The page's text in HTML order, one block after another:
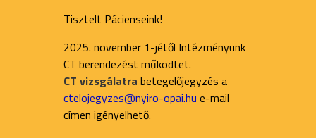
Tisztelt Pácienseink!
2025. november 1-jétől Intézményünk
CT berendezést működtet.
CT vizsgálatra betegelőjegyzés a
ctelojegyzes@nyiro-opai.hu e-mail
címen igényelhető.